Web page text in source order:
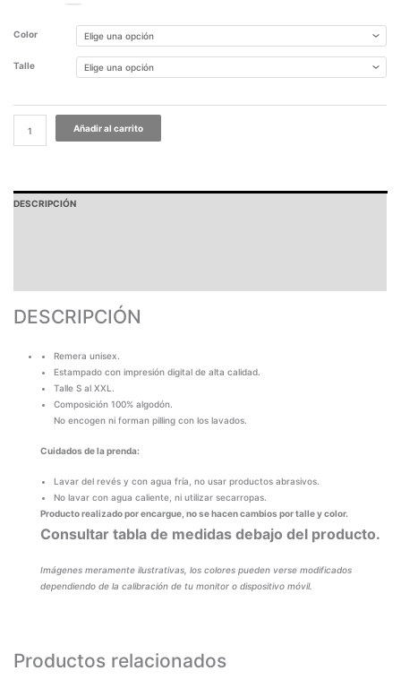
Color
Talle
Añadir al carrito
DESCRIPCIÓN
DESCRIPCIÓN
Remera unisex.
Estampado con impresión digital de alta calidad.
Talle S al XXL.
Composición 100% algodón.
No encogen ni forman pilling con los lavados.
Cuidados de la prenda:
Lavar del revés y con agua fría, no usar productos abrasivos.
No lavar con agua caliente, ni utilizar secarropas.
Producto realizado por encargue, no se hacen cambios por talle y color.
Consultar tabla de medidas debajo del producto.
Imágenes meramente ilustrativas, los colores pueden verse modificados
dependiendo de la calibración de tu monitor o dispositivo móvil.
Productos relacionados